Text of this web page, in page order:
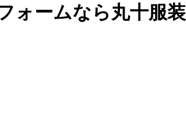
ォームなら丸十服装